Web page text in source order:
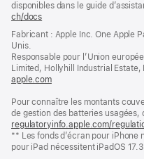
page
bas
de
page
disponibles dans le guide
ch/docs
une
fenêtre)
Fabricant : Apple Inc. One Apple
Unis.
Responsable pour l’Union
Limited, Hollyhill Industrial
apple.com(s’ouvre
une
nouvelle
fenêtre)
Pour connaître les montants
de gestion des batteries usagées,
regulatoryinfo.apple.com/
** Les fonds d’écran pour iPhone
pour iPad nécessitent iPadOS